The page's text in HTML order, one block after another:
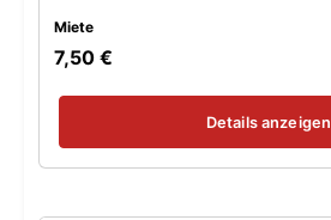
Miete
7,50 €
Details anzeigen